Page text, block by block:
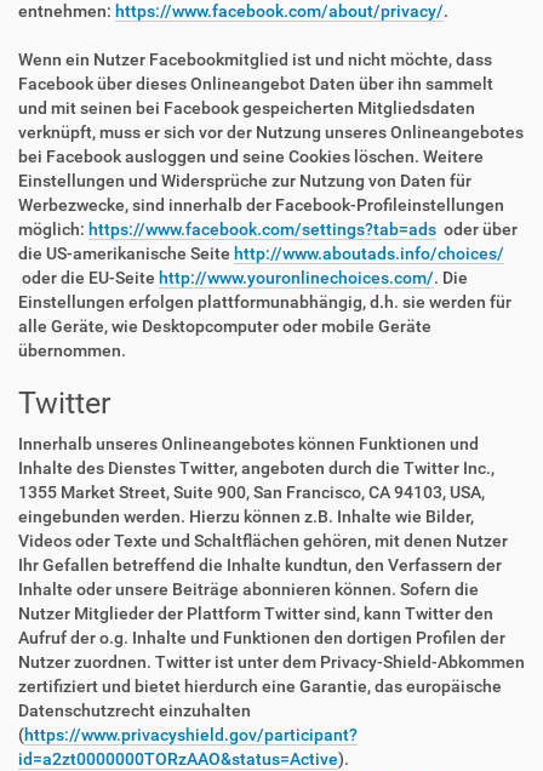
entnehmen: https://www.facebook.com/about/privacy/.
Wenn ein Nutzer Facebookmitglied ist und nicht möchte, dass
Facebook über dieses Onlineangebot Daten über ihn sammelt
und mit seinen bei Facebook gespeicherten Mitgliedsdaten
verknüpft, muss er sich vor der Nutzung unseres Onlineangebotes
bei Facebook ausloggen und seine Cookies löschen. Weitere
Einstellungen und Widersprüche zur Nutzung von Daten für
Werbezwecke, sind innerhalb der Facebook-Profileinstellungen
möglich: https://www.facebook.com/settings?tab=ads oder über
die US-amerikanische Seite http://www.aboutads.info/choices/
oder die EU-Seite http://www.youronlinechoices.com/. Die
Einstellungen erfolgen plattformunabhängig, d.h. sie werden für
alle Geräte, wie Desktopcomputer oder mobile Geräte
übernommen.
Twitter
Innerhalb unseres Onlineangebotes können Funktionen und
Inhalte des Dienstes Twitter, angeboten durch die Twitter Inc.,
1355 Market Street, Suite 900, San Francisco, CA 94103, USA,
eingebunden werden. Hierzu können z.B. Inhalte wie Bilder,
Videos oder Texte und Schaltflächen gehören, mit denen Nutzer
Ihr Gefallen betreffend die Inhalte kundtun, den Verfassern der
Inhalte oder unsere Beiträge abonnieren können. Sofern die
Nutzer Mitglieder der Plattform Twitter sind, kann Twitter den
Aufruf der o.g. Inhalte und Funktionen den dortigen Profilen der
Nutzer zuordnen. Twitter ist unter dem Privacy-Shield-Abkommen
zertifiziert und bietet hierdurch eine Garantie, das europäische
Datenschutzrecht einzuhalten
(https://www.privacyshield.gov/participant?
id=a2zt0000000TORzAAO&status=Active).